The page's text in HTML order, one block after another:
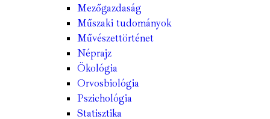
Mezőgazdaság
Műszaki tudományok
Művészettörténet
Néprajz
Ökológia
Orvosbiológia
Pszichológia
Statisztika